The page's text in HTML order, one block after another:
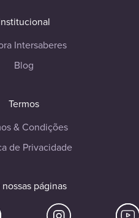
Intersaberes
Blog
Termos
& Condições
de Privacidade
páginas